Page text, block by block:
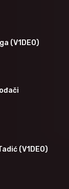
(V1DEO)
(V1DEO)